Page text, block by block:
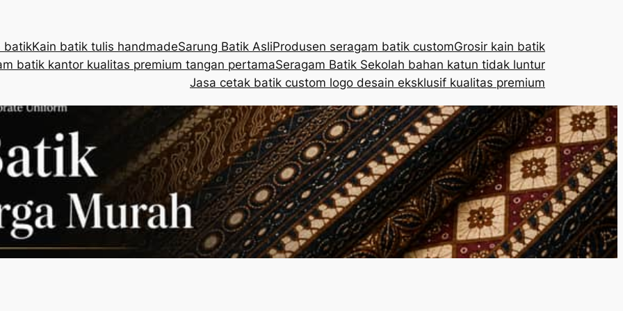
batikKain batik tulis handmadeSarung Batik AsliProdusen seragam batik customGrosir kain batik
batik kantor kualitas premium tangan pertamaSeragam Batik Sekolah bahan katun tidak luntur
Jasa cetak batik custom logo desain eksklusif kualitas premium